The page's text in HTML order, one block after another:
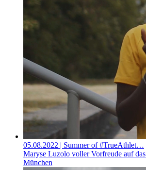
05.08.2022 | Summer of #TrueAthlet…
Maryse Luzolo voller Vorfreude auf
München